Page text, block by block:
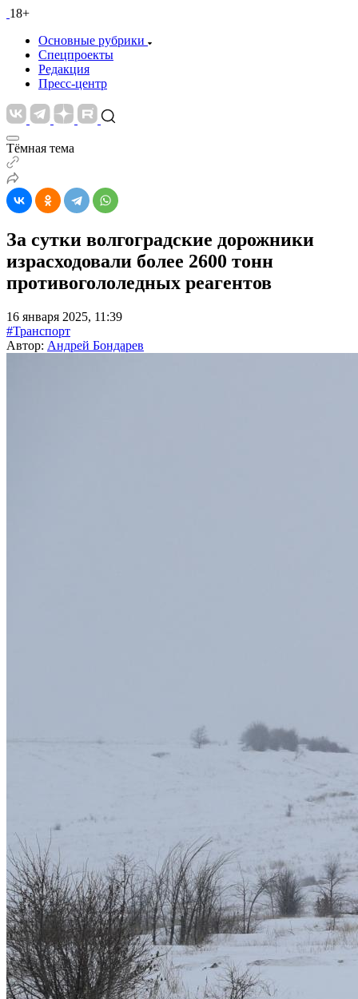
18+
Основные рубрики
Спецпроекты
Редакция
Пресс-центр
Тёмная тема
За сутки волгоградские дорожники
израсходовали более 2600 тонн
противогололедных реагентов
16 января 2025, 11:39
#Транспорт
Автор: Андрей Бондарев